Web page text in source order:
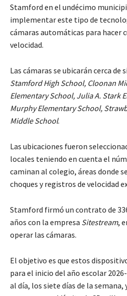
Stamford en el undécimo
implementar este tipo de
cámaras automáticas para hacer
velocidad.
Las cámaras se ubicarán cerca de
Stamford High School, Cloonan
Elementary School, Julia A. Stark
Murphy Elementary School,
Middle School.
Las ubicaciones fueron
locales teniendo en cuenta el
caminan al colegio, áreas donde
choques y registros de velocidad
Stamford firmó un contrato de
años con la empresa Sitestream,
operar las cámaras.
El objetivo es que estos
para el inicio del año escolar
al día, los siete días de la